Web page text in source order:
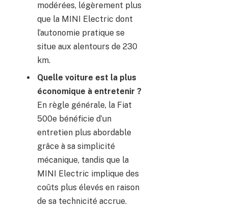
modérées, légèrement plus
que la MINI Electric dont
l’autonomie pratique se
situe aux alentours de 230
km.
Quelle voiture est la plus
économique à entretenir ?
En règle générale, la Fiat
500e bénéficie d’un
entretien plus abordable
grâce à sa simplicité
mécanique, tandis que la
MINI Electric implique des
coûts plus élevés en raison
de sa technicité accrue.